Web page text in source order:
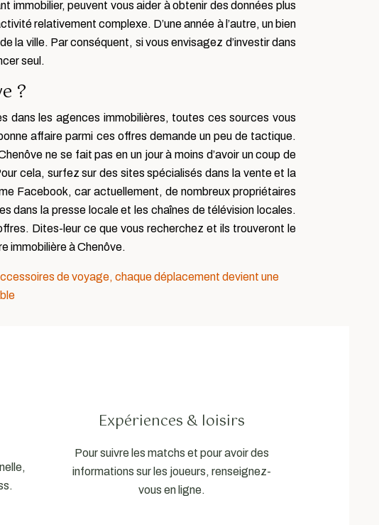
immobilier, peuvent vous aider à obtenir des données plus
relativement complexe. D’une année à l’autre, un bien
la ville. Par conséquent, si vous envisagez d’investir dans
seul.
?
dans les agences immobilières, toutes ces sources vous
affaire parmi ces offres demande un peu de tactique.
ne se fait pas en un jour à moins d’avoir un coup de
cela, surfez sur des sites spécialisés dans la vente et la
Facebook, car actuellement, de nombreux propriétaires
dans la presse locale et les chaînes de télévision locales.
Dites-leur ce que vous recherchez et ils trouveront le
immobilière à Chenôve.
de voyage, chaque déplacement devient une
Expériences & loisirs
Pour suivre les matchs et pour avoir des
informations sur les joueurs, renseignez-
vous en ligne.